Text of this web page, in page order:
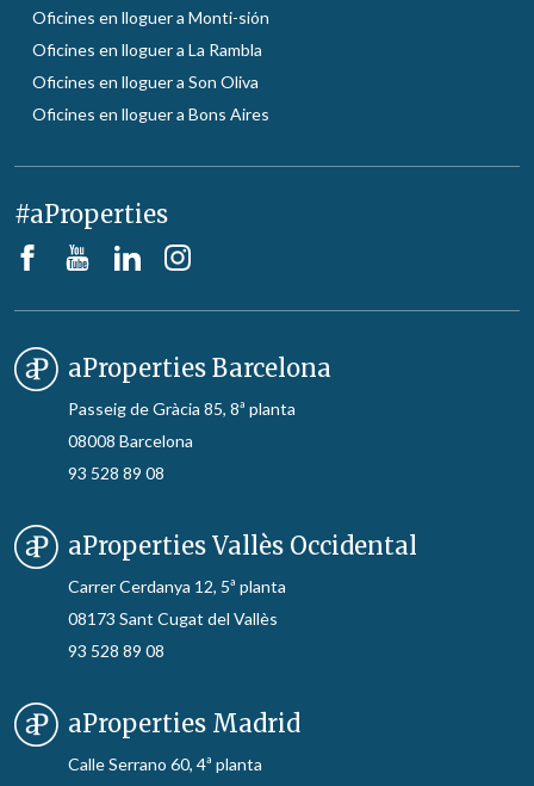
Oficines en lloguer a Monti-sión
Oficines en lloguer a La Rambla
Oficines en lloguer a Son Oliva
Oficines en lloguer a Bons Aires
#aProperties
aProperties Barcelona
Passeig de Gràcia 85, 8ª planta
08008 Barcelona
93 528 89 08
aProperties Vallès Occidental
Carrer Cerdanya 12, 5ª planta
08173 Sant Cugat del Vallès
93 528 89 08
aProperties Madrid
Calle Serrano 60, 4ª planta